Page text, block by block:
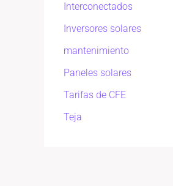
Interconectados
Inversores solares
mantenimiento
Paneles solares
Tarifas de CFE
Teja